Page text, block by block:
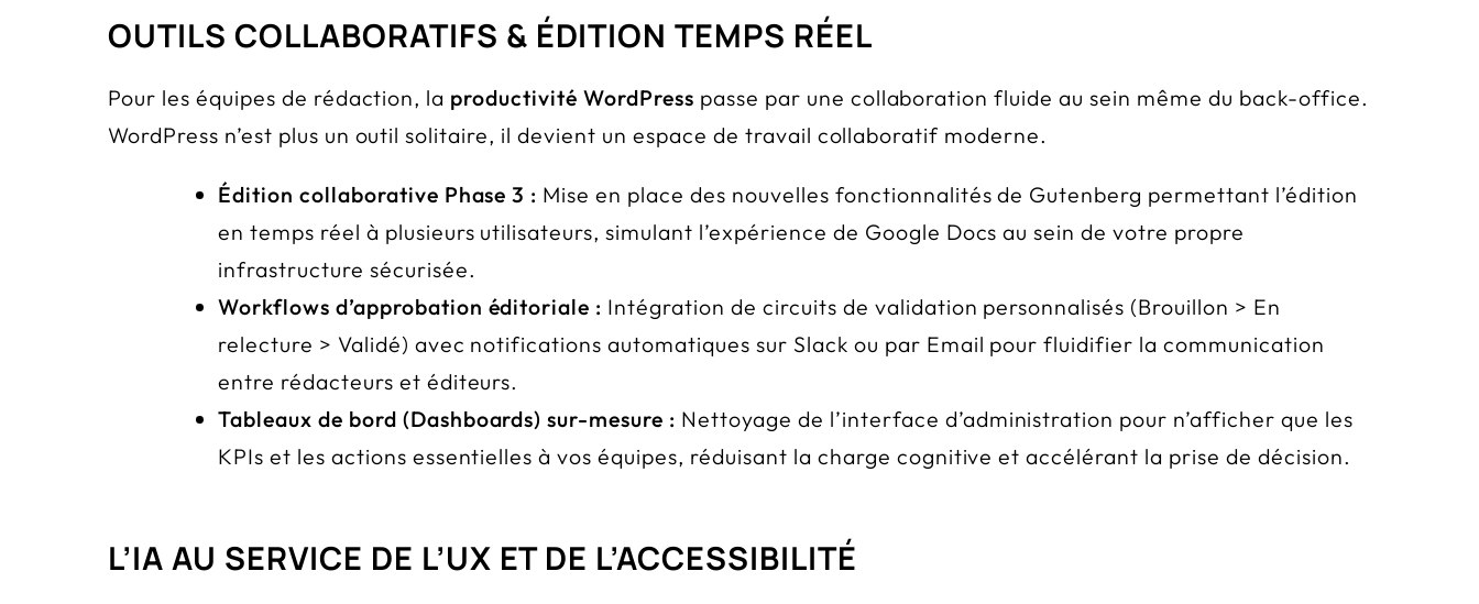
OUTILS COLLABORATIFS & ÉDITION TEMPS RÉEL
Pour les équipes de rédaction, la productivité WordPress passe par une collaboration fluide au sein même du back-office.
WordPress n’est plus un outil solitaire, il devient un espace de travail collaboratif moderne.
Édition collaborative Phase 3 : Mise en place des nouvelles fonctionnalités de Gutenberg permettant l’édition
en temps réel à plusieurs utilisateurs, simulant l’expérience de Google Docs au sein de votre propre
infrastructure sécurisée.
Workflows d’approbation éditoriale : Intégration de circuits de validation personnalisés (Brouillon > En
relecture > Validé) avec notifications automatiques sur Slack ou par Email pour fluidifier la communication
entre rédacteurs et éditeurs.
Tableaux de bord (Dashboards) sur-mesure : Nettoyage de l’interface d’administration pour n’afficher que les
KPIs et les actions essentielles à vos équipes, réduisant la charge cognitive et accélérant la prise de décision.
L’IA AU SERVICE DE L’UX ET DE L’ACCESSIBILITÉ